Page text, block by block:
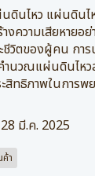
ดินไหว แผ่นดินไ
งความเสียหายอ
ชีวิตของผู้คน ก
ำนวณแผ่นดินไหว
ะสิทธิภาพในการ
28 มี.ค. 2025
า